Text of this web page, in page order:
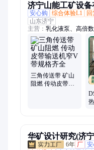
济宁山能工矿设备
安心购
综合体验L1
山东济宁
主营： 乳化液泵、高倍
测定器、通风多参数检
填泵、矿用风筒、避难
尘装置、高倍数泡沫药
分析化验设备、粉尘测
三角传送带 矿山
阻燃 传动皮带输
华矿设计研究(济
6年 厂 安